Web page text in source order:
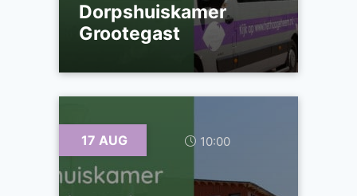
Dorpshuiskamer
Grootegast
17 AUG 10:00